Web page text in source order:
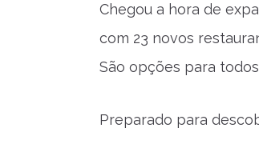
Chegou a hora de
com 23 novos
São opções para
Preparado para